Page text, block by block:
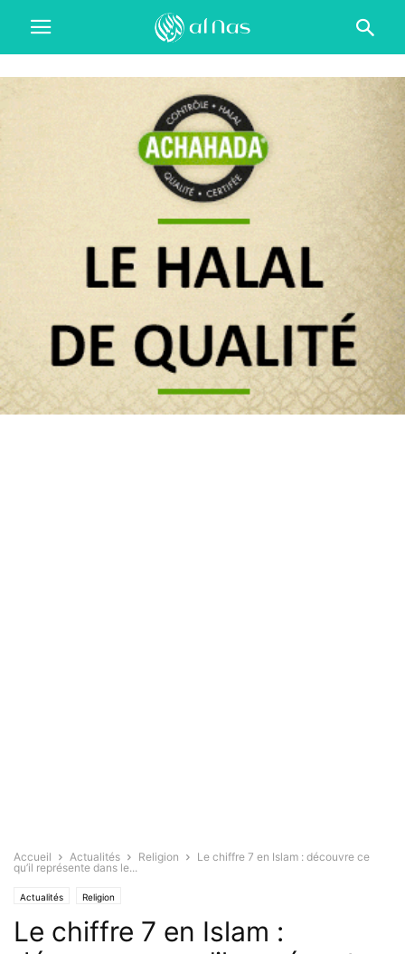
Accueil Actualités Religion
Le chiffre 7 en Islam : découvre ce
qu’il représente dans le...
Actualités Religion
Le chiffre 7 en Islam :